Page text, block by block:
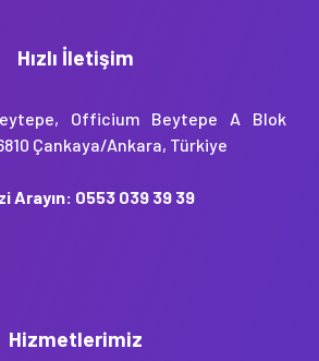
Hızlı İletişim
Officium Beytepe A Blok
Çankaya/Ankara, Türkiye
Arayın: 0553 039 39 39
Hizmetlerimiz